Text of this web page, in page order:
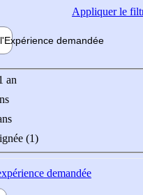
Appliquerle
Expérience demandée
an
(1)
demandée